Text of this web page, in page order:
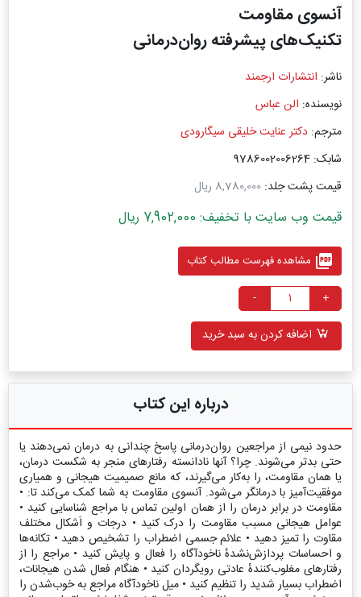
آنسوی مقاومت
تکنیک‌های پیشرفته روان‌درمانی
ناشر: انتشارات ارجمند
نویسنده: الن عباس
مترجم: دکتر عنایت خلیقی سیگارودی
شابک: 9786002006264
قیمت پشت جلد: 8,780,000 ریال
قیمت وب سایت با تخفیف: 7,902,000 ریال
picture_as_pdf مشاهده فهرست مطالب کتاب
+
-
اضافه کردن به سبد خرید
درباره این کتاب
حدود نیمی از مراجعین روان‌درمانی پاسخ چندانی به درمان نمی‌دهند یا
حتی بدتر می‌شوند. چرا؟ آنها نادانسته رفتارهای منجر به شکست درمان،
یا همان مقاومت، را به‌کار می‌گیرند، که مانع صمیمیت هیجانی و همیاری
موفقیت‌آمیز با درمانگر می‌شود. آنسوی مقاومت به شما کمک می‌کند تا: •
مقاومت در برابر درمان را از همان اولین تماس با مراجع شناسایی کنید •
عوامل هیجانی مسبب مقاومت را درک کنید • درجات و اَشکال مختلف
مقاوت را تمیز دهید • علائم جسمی اضطراب را تشخیص دهید • تکانه‌ها
و احساسات پردازش‌نشدهٔ ناخودآگاه را فعال و پایش کنید • مراجع را از
رفتارهای مغلوب‌کنندهٔ عادتی رویگردان کنید • هنگام فعال شدن هیجانات،
اضطراب بسیار شدید را تنظیم کنید • میل ناخودآگاه مراجع به خوب‌شدن را